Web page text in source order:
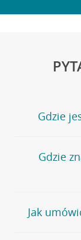
Gdzie
Jeśli szukasz
stronęPlacówki
wygodna
oddziałów
Gdzie
Bank Credit
telefonu do
Jak